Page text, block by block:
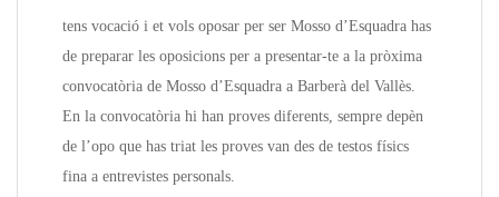
tens vocació i et vols oposar per ser Mosso d’Esquadra has
de preparar les oposicions per a presentar-te a la pròxima
convocatòria de Mosso d’Esquadra a Barberà del Vallès.
En la convocatòria hi han proves diferents, sempre depèn
de l’opo que has triat les proves van des de testos físics
fina a entrevistes personals.